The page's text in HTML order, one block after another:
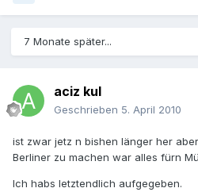
7 Monate später...
aciz kul
Geschrieben 5. April 2010
ist zwar jetz n bishen länger her
Berliner zu machen war alles fürn
Ich habs letztendlich aufgegeben.